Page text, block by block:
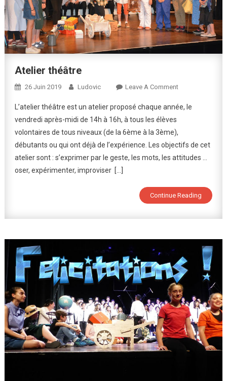
Atelier théâtre
26 Juin 2019 Ludovic Leave A CommentOn
Théâtre
L’atelier théâtre est un atelier proposé chaque année, le
vendredi après-midi de 14h à 16h, à tous les élèves
volontaires de tous niveaux (de la 6ème à la 3ème),
débutants ou qui ont déjà de l’expérience. Les objectifs de cet
atelier sont : s’exprimer par le geste, les mots, les attitudes …
oser, expérimenter, improviser […]
Continue Reading